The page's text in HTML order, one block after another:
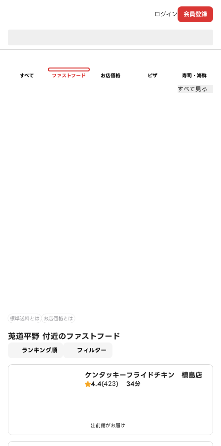
ログイン 会員登録
すべて ファストフード お店価格 ピザ 寿司・海鮮
すべて見る
標準送料とは お店価格とは
莵道平野 付近のファストフード
ランキング順 フィルター
ケンタッキーフライドチキン 槙島店
4.4(423) 34分
出前館がお届け